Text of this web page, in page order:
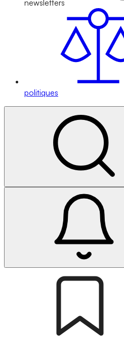
newsletters
politiques